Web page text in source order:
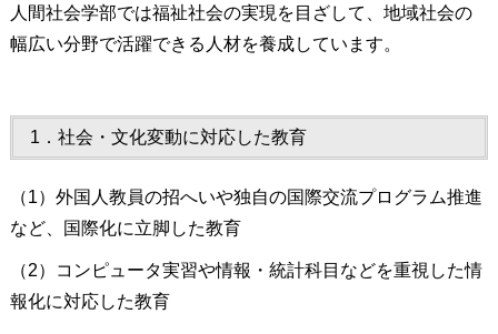
人間社会学部では福祉社会の実現を目ざして、地域社会の
幅広い分野で活躍できる人材を養成しています。
1．社会・文化変動に対応した教育
（1）外国人教員の招へいや独自の国際交流プログラム推進
など、国際化に立脚した教育
（2）コンピュータ実習や情報・統計科目などを重視した情
報化に対応した教育